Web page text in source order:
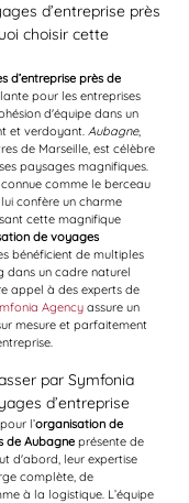
d’entreprise près
choisir cette
d’entreprise près de
pour les entreprises
d'équipe dans un
et verdoyant. Aubagne,
de Marseille, est célèbre
paysages magnifiques.
comme le berceau
confère un charme
cette magnifique
de voyages
bénéficient de multiples
dans un cadre naturel
appel à des experts de
Agency assure un
mesure et parfaitement
par Symfonia
d’entreprise
pour l’organisation de
de Aubagne présente de
d'abord, leur expertise
complète, de
à la logistique. L’équipe